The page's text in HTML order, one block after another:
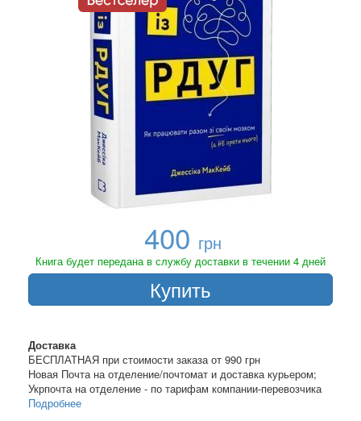
400 грн
Книга будет передана в службу доставки в течении 4 дней
Купить
Доставка
БЕСПЛАТНАЯ при стоимости заказа от 990 грн
Новая Почта на отделение/почтомат и доставка курьером;
Укрпочта на отделение - по тарифам компании-перевозчика
Подробнее